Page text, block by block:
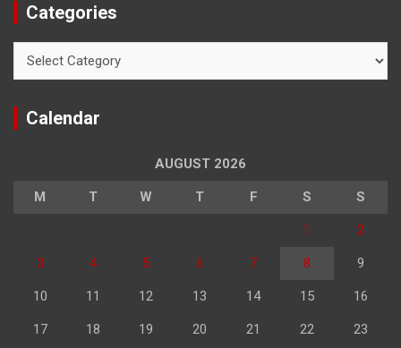
Categories
Calendar
AUGUST 2026
M T W T F S S
1 2
3 4 5 6 7 8 9
10 11 12 13 14 15 16
17 18 19 20 21 22 23